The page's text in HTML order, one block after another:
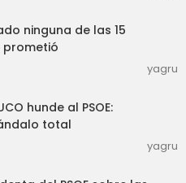
ninguna de las 15
prometió
yagru
hunde al PSOE:
total
yagru